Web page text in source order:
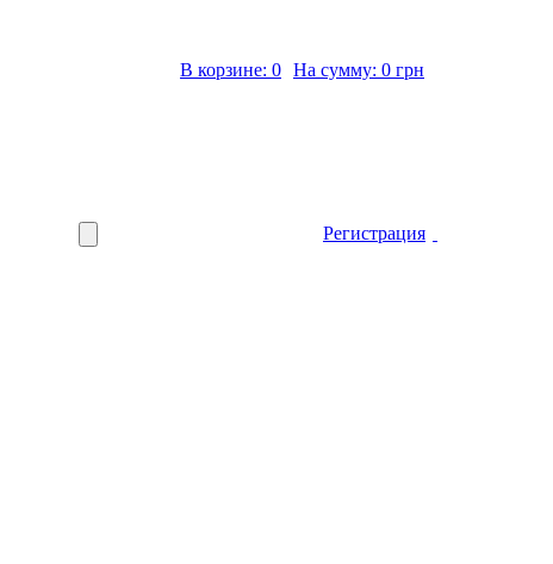
В корзине: 0 На сумму: 0 грн
Регистрация